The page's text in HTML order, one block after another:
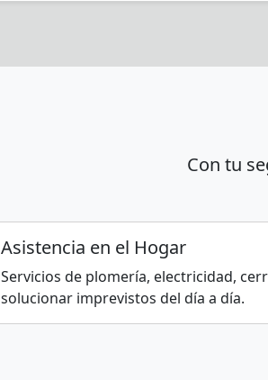
Con tu
Asistencia en el Hogar
Servicios de plomería, electricidad,
solucionar imprevistos del día a día.